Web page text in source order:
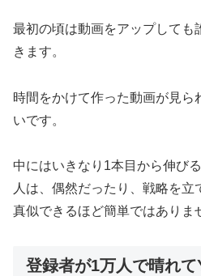
最初の頃は動画をアップしても
きます。
時間をかけて作った動画が見ら
いです。
中にはいきなり1本目から伸び
人は、偶然だったり、戦略を
真似できるほど簡単ではありま
登録者が1万人で晴れて